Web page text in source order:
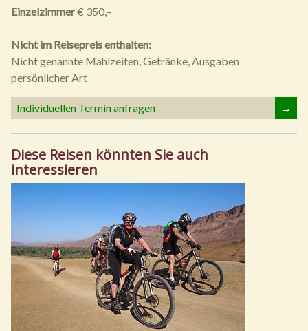
Einzelzimmer€ 350,–
Nicht im Reisepreis enthalten:
Nicht genannte Mahlzeiten, Getränke, Ausgaben
persönlicher Art
Individuellen Termin anfragen →
Diese Reisen könnten Sie auch
interessieren